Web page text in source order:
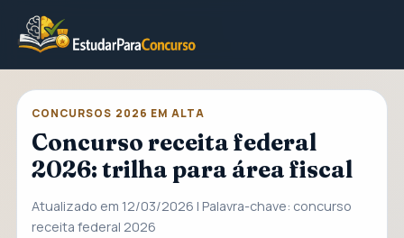
CONCURSOS 2026 EM ALTA
Concurso receita federal
2026: trilha para área fiscal
Atualizado em 12/03/2026 | Palavra-chave: concurso
receita federal 2026